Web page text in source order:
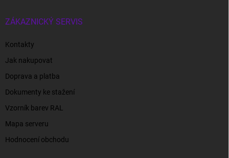
ZÁKAZNICKÝ SERVIS
Kontakty
Jak nakupovat
Doprava a platba
Dokumenty ke stažení
Vzorník barev RAL
Mapa serveru
Hodnocení obchodu